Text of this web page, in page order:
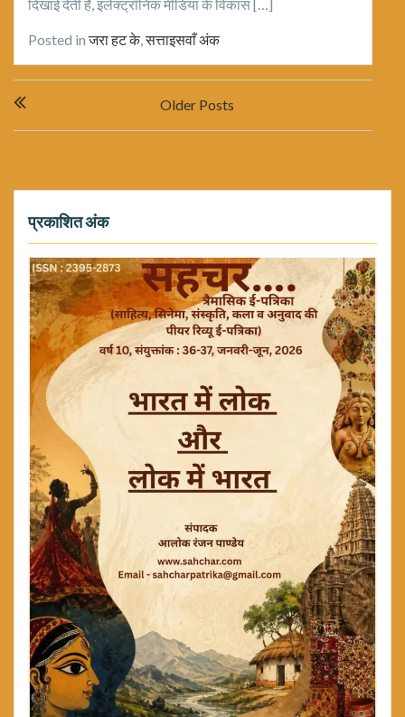
दिखाई देती है, इलेक्ट्रॉनिक मीडिया के विकास […]
Posted inजरा हट के,सत्ताइसवाँ अंक
navigation
Older Posts
प्रकाशित अंक